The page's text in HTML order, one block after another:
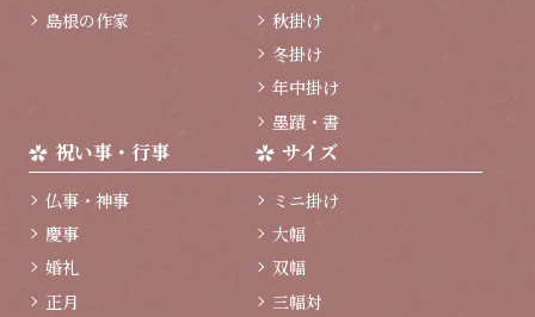
島根の作家
秋掛け
冬掛け
年中掛け
墨蹟・書
祝い事・行事
仏事・神事
慶事
婚礼
正月
サイズ
ミニ掛け
大幅
双幅
三幅対